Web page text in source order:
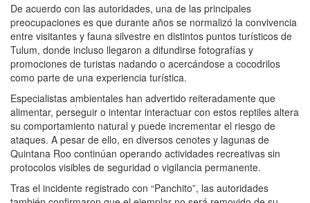
De acuerdo con las autoridades, una de las principales
preocupaciones es que durante años se normalizó la convivencia
entre visitantes y fauna silvestre en distintos puntos turísticos de
Tulum, donde incluso llegaron a difundirse fotografías y
promociones de turistas nadando o acercándose a cocodrilos
como parte de una experiencia turística.
Especialistas ambientales han advertido reiteradamente que
alimentar, perseguir o intentar interactuar con estos reptiles altera
su comportamiento natural y puede incrementar el riesgo de
ataques. A pesar de ello, en diversos cenotes y lagunas de
Quintana Roo continúan operando actividades recreativas sin
protocolos visibles de seguridad o vigilancia permanente.
Tras el incidente registrado con “Panchito”, las autoridades